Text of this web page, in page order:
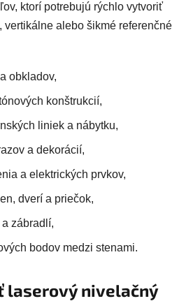
ktorí potrebujú rýchlo vytvoriť
vertikálne alebo šikmé referenčné
obkladov,
konštrukcií,
liniek a nábytku,
a dekorácií,
a elektrických prvkov,
dverí a priečok,
zábradlí,
bodov medzi stenami.
laserový nivelačný